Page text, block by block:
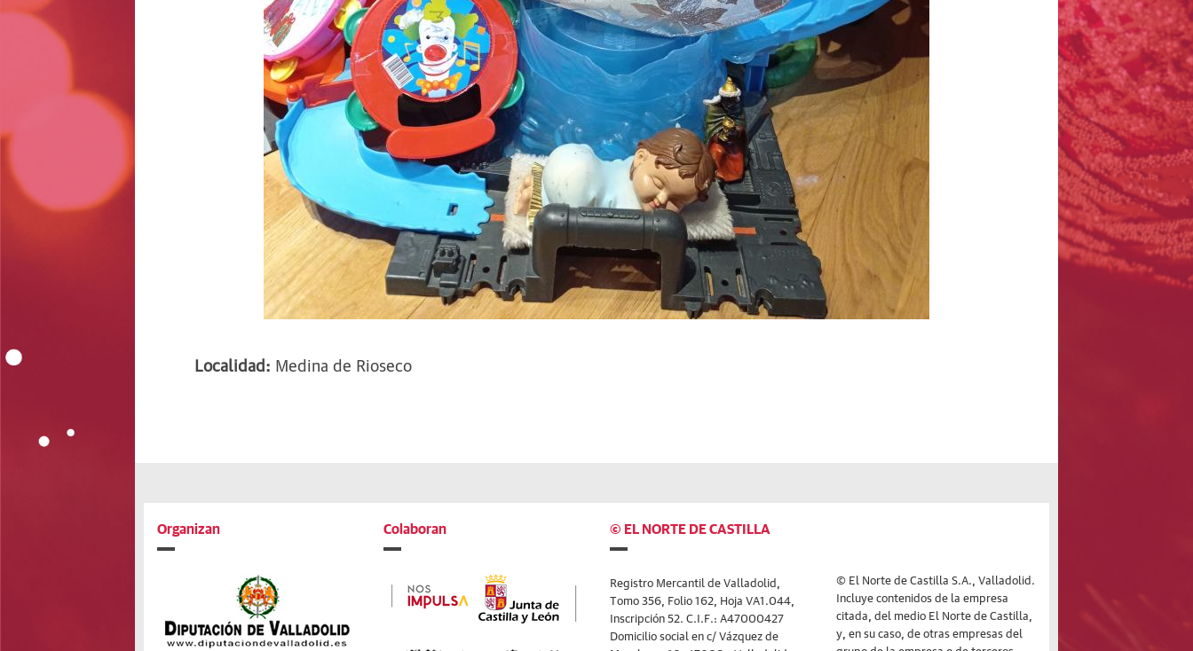
Localidad: Medina de Rioseco
Organizan Colaboran © EL NORTE DE CASTILLA
Registro Mercantil de Valladolid,
Tomo 356, Folio 162, Hoja VA1.044,
Inscripción 52. C.I.F.: A47000427
Domicilio social en c/ Vázquez de
© El Norte de Castilla S.A., Valladolid.
Incluye contenidos de la empresa
citada, del medio El Norte de Castilla,
y, en su caso, de otras empresas del